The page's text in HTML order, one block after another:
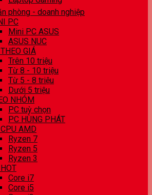
phòng - doanh nghiệp
PC
Mini PC ASUS
ASUS NUC
GIÁ
Trên 10 triệu
Từ 8 - 10 triệu
Từ 5 - 8 triệu
Dưới 5 triệu
NHÓM
PC tuỳ chọn
PC HÙNG PHÁT
AMD
Ryzen 7
Ryzen 5
Ryzen 3
Core i7
Core i5